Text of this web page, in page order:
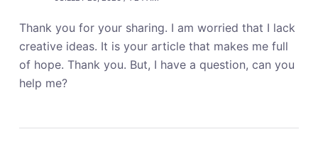
Thank you for your sharing. I am worried that I lack
creative ideas. It is your article that makes me full
of hope. Thank you. But, I have a question, can you
help me?